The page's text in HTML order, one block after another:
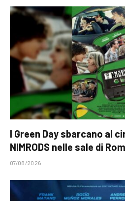
I Green Day sbarcano al
NIMRODS nelle sale di
07/08/2026